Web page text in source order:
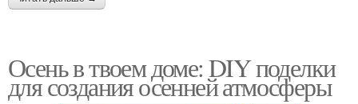
Осень в твоем доме: DIY поделки
для создания осенней атмосферы